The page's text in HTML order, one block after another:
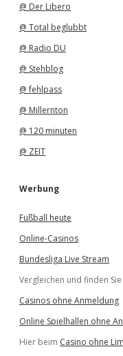
@ Der Libero
@ Total beglubbt
@ Radio DU
@ Stehblog
@ fehlpass
@ Millernton
@ 120 minuten
@ ZEIT
Werbung
Fußball heute
Online-Casinos
Bundesliga Live Stream
Vergleichen und finden
Casinos ohne Anmeldung
Online Spielhallen ohne
Hier beim Casino ohne